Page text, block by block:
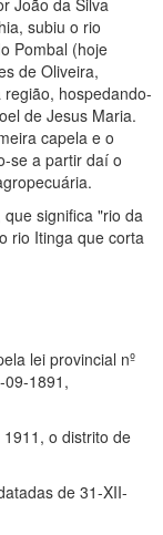
João da Silva
subiu o rio
Pombal (hoje
de Oliveira,
hospedando-
de Jesus Maria.
capela e o
se a partir daí o
significa "rio da
rio Itinga que corta
lei provincial nº
09-1891,
o distrito de
de 31-XII-